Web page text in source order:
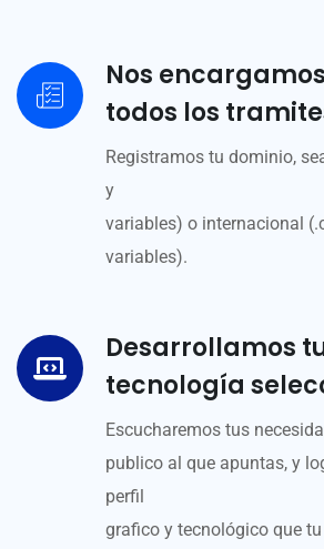
Nos
todos los
Registramos tu dominio,
y
variables) o internacional
variables).
Desarrollamos
tecnología
Escucharemos tus
publico al que apuntas, y
perfil
grafico y tecnológico que